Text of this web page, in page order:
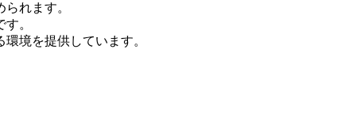
れます。
。
境を提供しています。